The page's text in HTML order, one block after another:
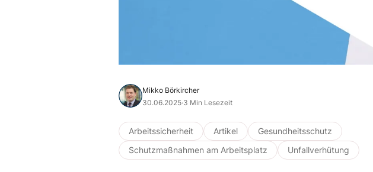
Mikko Börkircher
30.06.2025·3 Min Lesezeit
Arbeitssicherheit Artikel
Gesundheitsschutz
Schutzmaßnahmen am Arbeitsplatz
Unfallverhütung